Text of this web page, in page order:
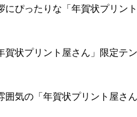
ぴったりな「年賀状プリン
状プリント屋さん」限定テン
気の「年賀状プリント屋さ